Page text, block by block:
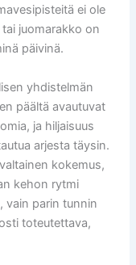
ei ole
juomarakko on
päivinä.
yhdistelmän
päältä avautuvat
ja hiljaisuus
arjesta täysin.
kokemus,
kehon rytmi
vain parin tunnin
toteutettava,